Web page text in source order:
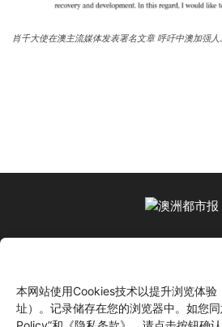
本网站使用Cookies技术以提升浏览体验
址）。记录储存在您的浏览器中。如您
肖千大使在澳主流媒体发表署名文章 呼吁中澳加强
关注我们